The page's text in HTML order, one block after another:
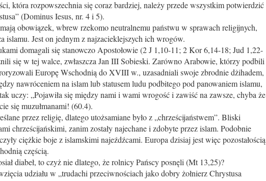
która rozpowszechnia się coraz bardziej, należy przede wszystkim potwierdzić
(Dominus Iesus, nr. 4 i 5).
obowiązek, wbrew rzekomo neutralnemu państwu w sprawach religijnych,
islamu. Jest on jednym z najzacieklejszych ich wrogów.
domagali się stanowczo Apostołowie (2 J 1,10-11; 2 Kor 6,14-18; Jud 1,22-
się w tej walce, zwłaszcza Jan III Sobieski. Zarówno Arabowie, którzy podbili
Europę Wschodnią do XVIII w., uzasadniali swoje zbrodnie dżihadem,
nawróceniem na islam lub statusem ludu podbitego pod panowaniem islamu,
uczy: „Pojawiła się między nami i wami wrogość i zawiść na zawsze, chyba że
się muzułmanami! (60.4).
przez religię, dlatego utożsamiane było z „chrześcijaństwem”. Bliski
chrześcijańskimi, zanim zostały najechane i zdobyte przez islam. Podobnie
ciężkie boje z islamskimi najeźdźcami. Europa dzisiaj jest więc pozostałością
częścią.
diabeł, to czyż nie dlatego, że rolnicy Pańscy posnęli (Mt 13,25)?
udziału w „trudachi przeciwnościach jako dobry żołnierz Chrystusa